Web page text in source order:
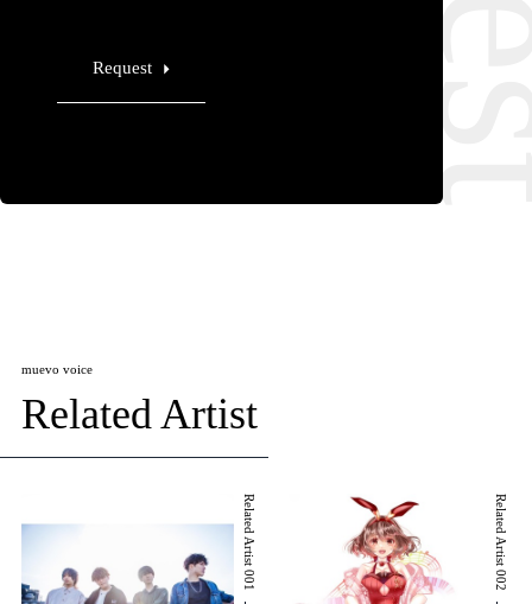
Request
muevo voice
Related Artist
Related Artist 001 Related Artist 002